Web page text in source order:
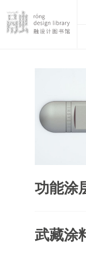
功能涂
武藏涂